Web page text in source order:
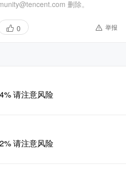
删除。
0 举报
请注意风险
请注意风险